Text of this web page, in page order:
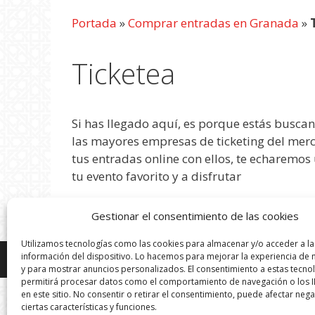
Gestionar el consentimiento de las cookies
Utilizamos tecnologías como las cookies para almacenar y/o acceder a la
información del dispositivo. Lo hacemos para mejorar la experiencia de
y para mostrar anuncios personalizados. El consentimiento a estas
permitirá procesar datos como el comportamiento de navegación o los
en este sitio. No consentir o retirar el consentimiento, puede afectar
ciertas características y funciones.
Portada »Comprar entradas en Granada »
Ticketea
Si has llegado aquí, es porque estás
las mayores empresas de ticketing del
tus entradas online con ellos, te
tu evento favorito y a disfrutar